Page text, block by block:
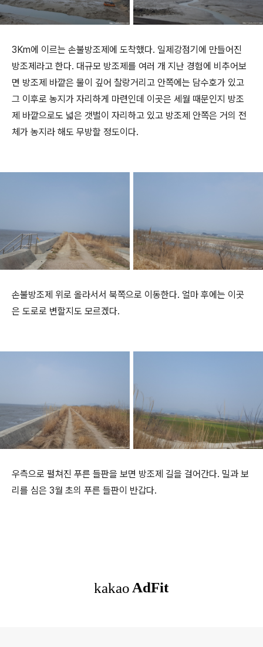
3Km에 이르는 손불방조제에 도착했다. 일제강점기에 만들어진
방조제라고 한다. 대규모 방조제를 여러 개 지난 경험에 비추어보
면 방조제 바깥은 물이 깊어 찰랑거리고 안쪽에는 담수호가 있고
그 이후로 농지가 자리하게 마련인데 이곳은 세월 때문인지 방조
제 바깥으로도 넓은 갯벌이 자리하고 있고 방조제 안쪽은 거의 전
체가 농지라 해도 무방할 정도이다.
손불방조제 위로 올라서서 북쪽으로 이동한다. 얼마 후에는 이곳
은 도로로 변할지도 모르겠다.
우측으로 펼쳐진 푸른 들판을 보면 방조제 길을 걸어간다. 밀과 보
리를 심은 3월 초의 푸른 들판이 반갑다.